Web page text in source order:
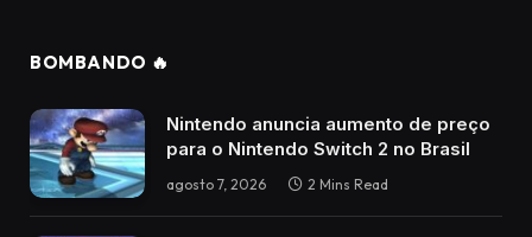
BOMBANDO 🔥
Nintendo anuncia aumento de preço
para o Nintendo Switch 2 no Brasil
agosto 7, 2026 2 Mins Read